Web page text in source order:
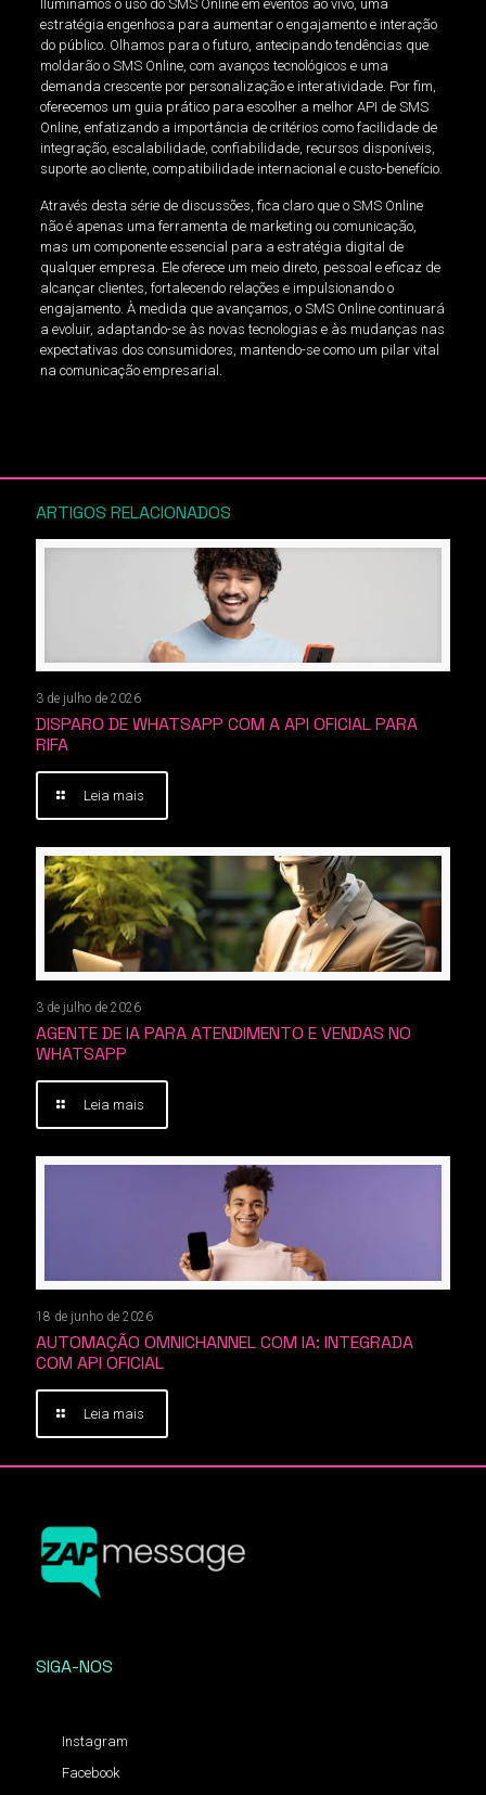
Iluminamos o uso do SMS Online em eventos ao vivo, uma
estratégia engenhosa para aumentar o engajamento e interação
do público. Olhamos para o futuro, antecipando tendências que
moldarão o SMS Online, com avanços tecnológicos e uma
demanda crescente por personalização e interatividade. Por fim,
oferecemos um guia prático para escolher a melhor API de SMS
Online, enfatizando a importância de critérios como facilidade de
integração, escalabilidade, confiabilidade, recursos disponíveis,
suporte ao cliente, compatibilidade internacional e custo-benefício.
Através desta série de discussões, fica claro que o SMS Online
não é apenas uma ferramenta de marketing ou comunicação,
mas um componente essencial para a estratégia digital de
qualquer empresa. Ele oferece um meio direto, pessoal e eficaz de
alcançar clientes, fortalecendo relações e impulsionando o
engajamento. À medida que avançamos, o SMS Online continuará
a evoluir, adaptando-se às novas tecnologias e às mudanças nas
expectativas dos consumidores, mantendo-se como um pilar vital
na comunicação empresarial.
ARTIGOS RELACIONADOS
3 de julho de 2026
DISPARO DE WHATSAPP COM A API OFICIAL PARA
RIFA
Leia mais
3 de julho de 2026
AGENTE DE IA PARA ATENDIMENTO E VENDAS NO
WHATSAPP
Leia mais
18 de junho de 2026
AUTOMAÇÃO OMNICHANNEL COM IA: INTEGRADA
COM API OFICIAL
Leia mais
SIGA-NOS
Instagram
Facebook